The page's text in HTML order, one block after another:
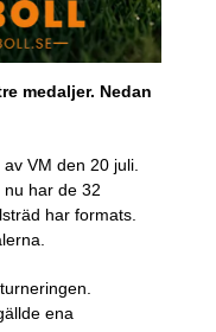
medaljer. Nedan
VM den 20 juli.
har de 32
har formats.
ena